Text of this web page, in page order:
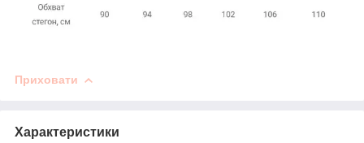
Приховати
Характеристики